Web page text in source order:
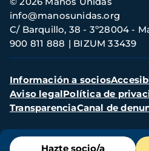
Menú
Hazte socio/a
de
contacto
C/ Barquillo, 38 - 3º28004 -
900 811 888
BIZUM 33439
info@manosunidas.org
Menú
secundario
Información a socios
Aviso legalPolítica de
TransparenciaCanal de